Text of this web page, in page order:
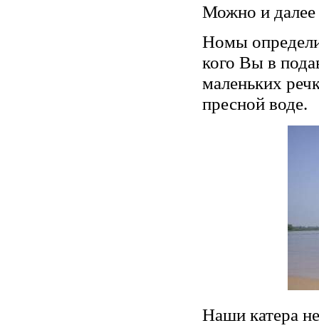
Можно и далее
Номы
кого Вы в
маленьких
пресной воде.
Наши катера